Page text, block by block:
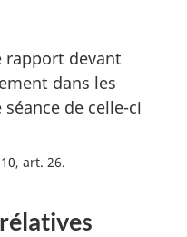
rapport devant
dans les
de celle-ci
art. 26